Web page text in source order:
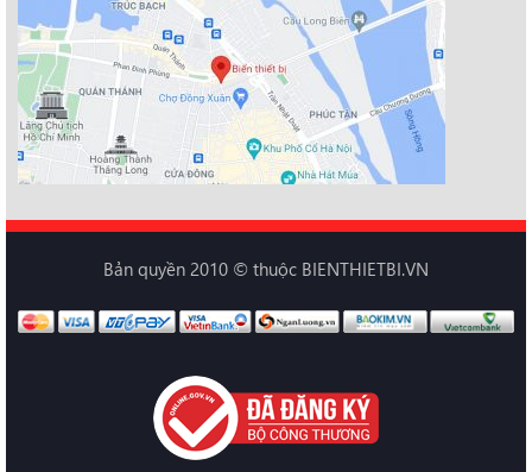
Bản quyền 2010 © thuộc BIENTHIETBI.VN